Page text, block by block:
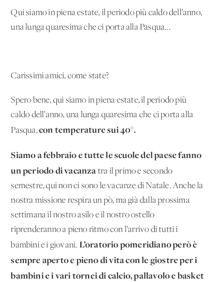
Qui siamo in piena estate, il periodo più caldo dell’anno,
una lunga quaresima che ci porta alla Pasqua...
Carissimi amici, come state?
Spero bene, qui siamo in piena estate, il periodo più
caldo dell’anno, una lunga quaresima che ci porta alla
Pasqua,con temperature sui 40°.
Siamo a febbraio e tutte le scuole del paese fanno
un periodo di vacanza tra il primo e secondo
semestre, qui non ci sono le vacanze di Natale. Anche la
nostra missione respira un pò, ma già dalla prossima
settimana il nostro asilo e il nostro ostello
riprenderanno a pieno ritmo con l’arrivo di tutti i
bambini e i giovani. L’oratorio pomeridiano però è
sempre aperto e pieno di vita con le giostre per i
bambini e i vari tornei di calcio, pallavolo e basket